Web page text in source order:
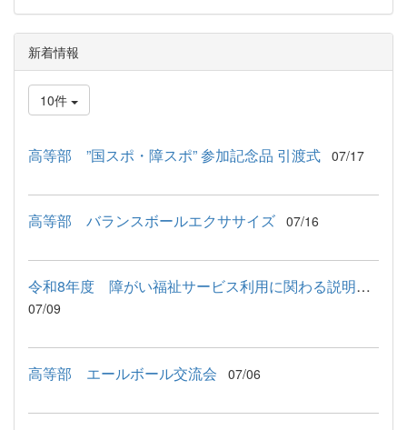
新着情報
10件
高等部 ”国スポ・障スポ” 参加記念品 引渡式 07/17
高等部 バランスボールエクササイズ 07/16
令和8年度 障がい福祉サービス利用に関わる説明会が行われました
07/09
高等部 エールボール交流会 07/06